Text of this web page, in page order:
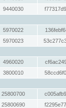
9440030
5970022
5970023
4960020
3800010
25800700
25800690